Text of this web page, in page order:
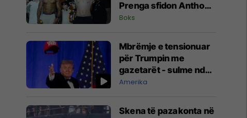
Prenga sfidon Anthony
Joshuan në Arabinë
Boks
Mbrëmje e tensionuar
për Trumpin me
gazetarët - sulme ndaj
mediave dhe çmim për
Epsteinin
Amerika
Skena të pazakonta në